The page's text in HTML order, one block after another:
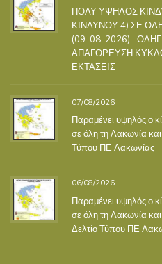
ΠΟΛΥ ΥΨΗΛΟΣ
ΚΙΝΔΥΝΟΥ 4) ΣΕ
(09-08-2026)
ΑΠΑΓΟΡΕΥΣΗ
ΕΚΤΑΣΕΙΣ
07/08/2026
Παραμένει υψηλός ο
σε όλη τη Λακωνία
Τύπου ΠΕ Λακωνίας
06/08/2026
Παραμένει υψηλός ο
σε όλη τη Λακωνία
Δελτίο Τύπου ΠΕ